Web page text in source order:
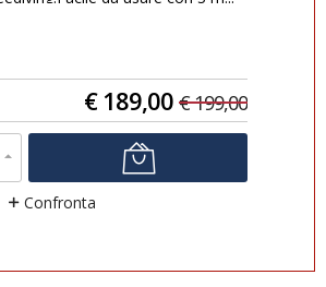
€ 189,00 €199,00
Confronta